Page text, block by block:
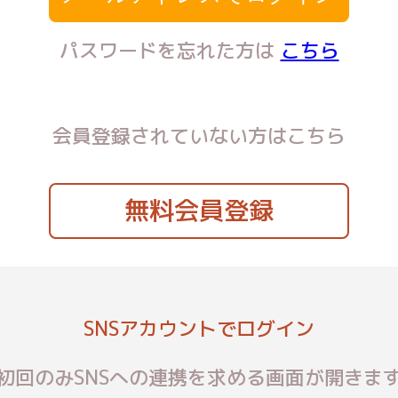
パスワードを忘れた方は こちら
会員登録されていない方はこちら
無料会員登録
SNSアカウントでログイン
回のみSNSへの連携を求める画面が開きま